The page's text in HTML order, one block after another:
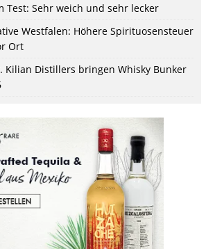
Test: Sehr weich und sehr lecker
Westfalen: Höhere Spirituosensteuer
Ort
Kilian Distillers bringen Whisky Bunker